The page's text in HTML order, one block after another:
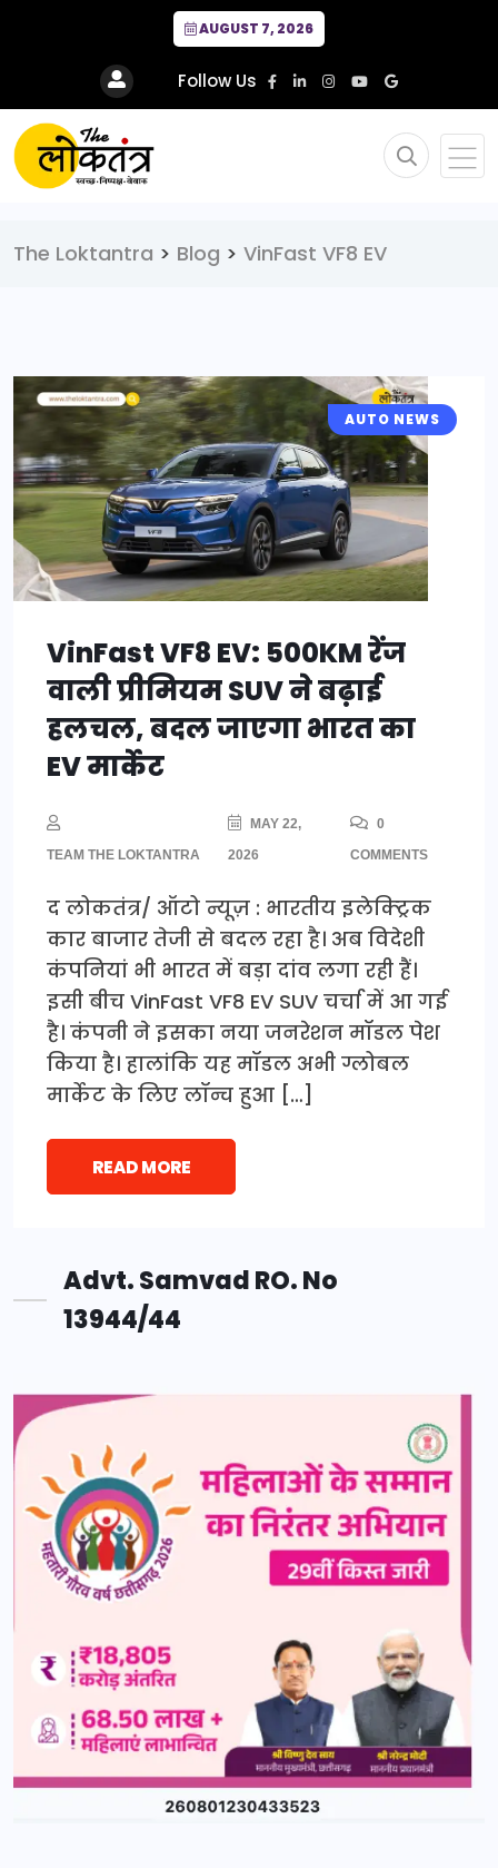
AUGUST 7, 2026
Follow Us
The Loktantra > Blog > VinFast VF8 EV
AUTO NEWS
VinFast VF8 EV: 500KM रेंज
वाली प्रीमियम SUV ने बढ़ाई
हलचल, बदल जाएगा भारत का
EV मार्केट
TEAM THE LOKTANTRA
MAY 22,
2026
0
COMMENTS
द लोकतंत्र/ ऑटो न्यूज़ : भारतीय इलेक्ट्रिक
कार बाजार तेजी से बदल रहा है। अब विदेशी
कंपनियां भी भारत में बड़ा दांव लगा रही हैं।
इसी बीच VinFast VF8 EV SUV चर्चा में आ गई
है। कंपनी ने इसका नया जनरेशन मॉडल पेश
किया है। हालांकि यह मॉडल अभी ग्लोबल
मार्केट के लिए लॉन्च हुआ […]
READ MORE
Advt. Samvad RO. No
13944/44